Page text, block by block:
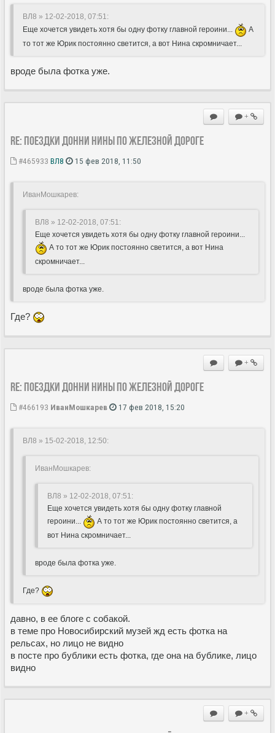
ВЛ8 » 12-02-2018, 07:51:
Еще хочется увидеть хотя бы одну фотку главной героини...
А
то тот же Юрик постоянно светится, а вот Нина скромничает...
вроде была фотка уже.
+
Re: Поездки Донни Нины по железной дороге
#465933 ВЛ8 15 фев 2018, 11:50
ИванМошкарев:
ВЛ8 » 12-02-2018, 07:51:
Еще хочется увидеть хотя бы одну фотку главной героини...
А то тот же Юрик постоянно светится, а вот Нина
скромничает...
вроде была фотка уже.
Где?
+
Re: Поездки Донни Нины по железной дороге
#466193 ИванМошкарев 17 фев 2018, 15:20
ВЛ8 » 15-02-2018, 12:50:
ИванМошкарев:
ВЛ8 » 12-02-2018, 07:51:
Еще хочется увидеть хотя бы одну фотку главной
героини...
А то тот же Юрик постоянно светится, а
вот Нина скромничает...
вроде была фотка уже.
Где?
давно, в ее блоге с собакой.
в теме про Новосибирский музей жд есть фотка на
рельсах, но лицо не видно
в посте про бублики есть фотка, где она на бублике, лицо
видно
+